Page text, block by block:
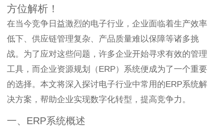
方位解析！
在当今竞争日益激烈的电子行业，企业面临着生产效率
低下、供应链管理复杂、产品质量难以保障等诸多挑
战。为了应对这些问题，许多企业开始寻求有效的管理
工具，而企业资源规划（ERP）系统便成为了一个重要
的选择。本文将深入探讨电子行业中常用的ERP系统解
决方案，帮助企业实现数字化转型，提高竞争力。
一、ERP系统概述